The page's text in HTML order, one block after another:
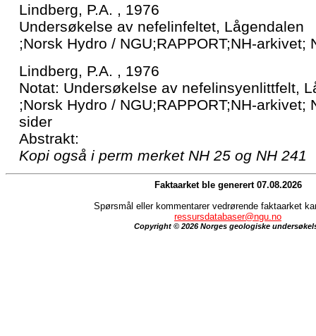
Lindberg, P.A. , 1976
Undersøkelse av nefelinfeltet, Lågendalen
;Norsk Hydro / NGU;RAPPORT;NH-arkivet;
Lindberg, P.A. , 1976
Notat: Undersøkelse av nefelinsyenlittfelt,
;Norsk Hydro / NGU;RAPPORT;NH-arkivet;
sider
Abstrakt:
Kopi også i perm merket NH 25 og NH 241
Faktaarket ble generert 07.08.2026
Spørsmål eller kommentarer vedrørende faktaarket
ressursdatabaser@ngu.no
Copyright © 2026 Norges geologiske